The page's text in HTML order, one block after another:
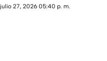
diferencia entre un día
julio 27, 2026 05:40 p. m.